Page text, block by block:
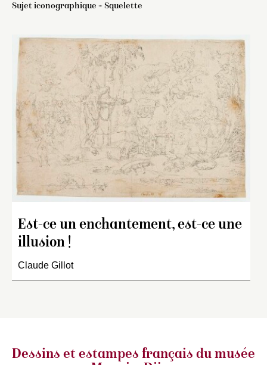
Sujet iconographique = Squelette
Est-ce un enchantement, est-ce une
illusion !
Claude Gillot
Dessins et estampes français du musée